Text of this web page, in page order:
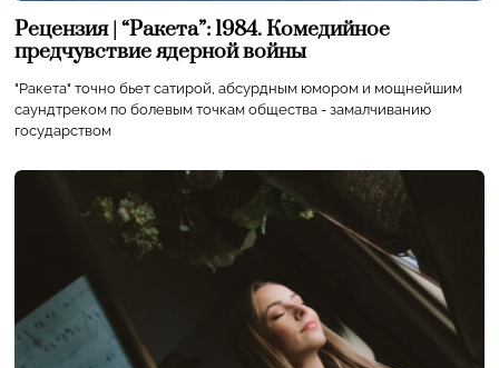
Рецензия | “Ракета”: 1984. Комедийное
предчувствие ядерной войны
"Ракета" точно бьет сатирой, абсурдным юмором и мощнейшим
саундтреком по болевым точкам общества - замалчиванию
государством